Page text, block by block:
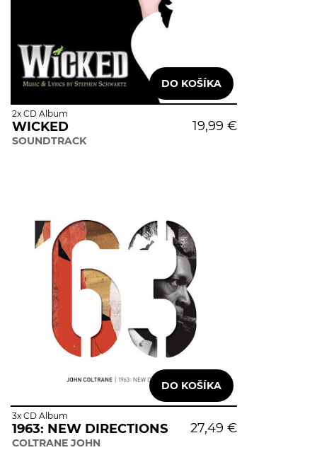
19,99 €
2x CD Album
WICKED
SOUNDTRACK
27,49 €
3x CD Album
1963: NEW DIRECTIONS
COLTRANE JOHN